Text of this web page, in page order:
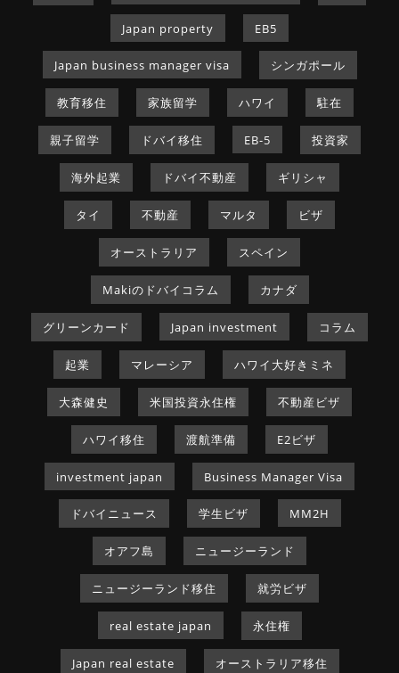
Japan property EB5
Japan business manager visa シンガポール
教育移住 家族留学 ハワイ 駐在
親子留学 ドバイ移住 EB-5 投資家
海外起業 ドバイ不動産 ギリシャ
タイ 不動産 マルタ ビザ
オーストラリア スペイン
Makiのドバイコラム カナダ
グリーンカード Japan investment コラム
起業 マレーシア ハワイ大好きミネ
大森健史 米国投資永住権 不動産ビザ
ハワイ移住 渡航準備 E2ビザ
investment japan Business Manager Visa
ドバイニュース 学生ビザ MM2H
オアフ島 ニュージーランド
ニュージーランド移住 就労ビザ
real estate japan 永住権
Japan real estate オーストラリア移住